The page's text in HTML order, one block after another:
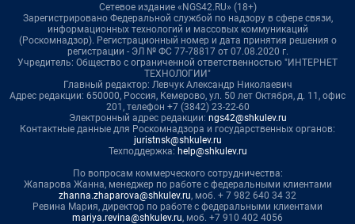
Сетевое издание «NGS42.RU» (18+)
Зарегистрировано Федеральной службой по надзору в сфере связи,
информационных технологий и массовых коммуникаций
(Роскомнадзор). Регистрационный номер и дата принятия решения о
регистрации - ЭЛ № ФС 77-78817 от 07.08.2020 г.
Учредитель: Общество с ограниченной ответственностью "ИНТЕРНЕТ
ТЕХНОЛОГИИ"
Главный редактор: Левчук Александр Николаевич
Адрес редакции: 650000, Россия, Кемерово, ул. 50 лет Октября, д. 11, офис
201, телефон +7 (3842) 23-22-60
Электронный адрес редакции: ngs42@shkulev.ru
Контактные данные для Роскомнадзора и государственных органов:
juristnsk@shkulev.ru
Техподдержка: help@shkulev.ru
По вопросам коммерческого сотрудничества:
Жапарова Жанна, менеджер по работе с федеральными клиентами
zhanna.zhaparova@shkulev.ru, моб. + 7 982 640 34 32
Ревина Мария, директор по работе с федеральными клиентами
mariya.revina@shkulev.ru, моб. +7 910 402 4056